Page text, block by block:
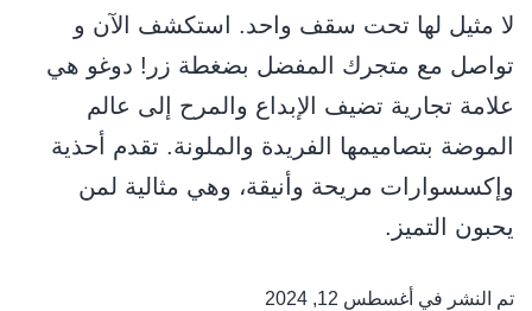
لا مثيل لها تحت سقف واحد. استكشف الآن و
تواصل مع متجرك المفضل بضغطة زر! دوغو هي
علامة تجارية تضيف الإبداع والمرح إلى عالم
الموضة بتصاميمها الفريدة والملونة. تقدم أحذية
وإكسسوارات مريحة وأنيقة، وهي مثالية لمن
يحبون التميز.
تم النشر في أغسطس 12, 2024